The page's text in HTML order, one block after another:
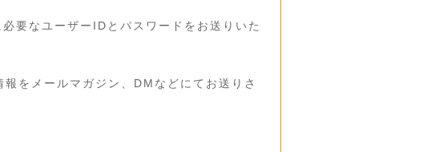
要なユーザーIDとパスワードをお送りいた
をメールマガジン、DMなどにてお送りさ